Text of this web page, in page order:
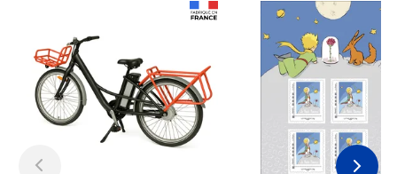
Prix 6,25€ HT